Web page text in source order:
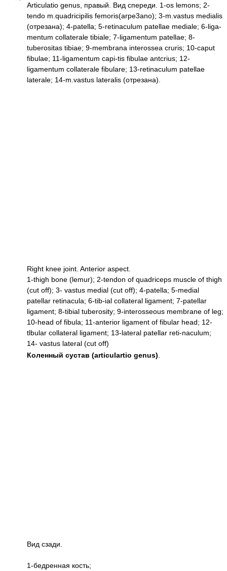
Articulatio genus, правый. Вид спереди. 1-os lemons; 2-
tendo m.quadricipilis femoris(arpe3ano); 3-m.vastus medialis
(отрезана); 4-patella; 5-retinaculum patellae mediale; 6-liga-
mentum collaterale tibiale; 7-ligamentum patellae; 8-
tuberositas tibiae; 9-membrana interossea cruris; 10-caput
fibulae; 11-ligamentum capi-tis fibulae antcrius; 12-
ligamentum collaterale fibulare; 13-retinaculum patellae
laterale; 14-m.vastus lateralis (отрезана).
Right knee joint. Anterior aspect.
1-thigh bone (lemur); 2-tendon of quadriceps muscle of thigh
(cut off); 3- vastus medial (cut off); 4-patella; 5-medial
patellar retinacula; 6-tib-ial collateral ligament; 7-patellar
ligament; 8-tibial tuberosity; 9-interosseous membrane of leg;
10-head of fibula; 11-anterior ligament of fibular head; 12-
tlbular collateral ligament; 13-lateral patellar reti-naculum;
14- vastus lateral (cut off)
Коленный сустав (articulartio genus)
Вид сзади.
1-бедренная кость;